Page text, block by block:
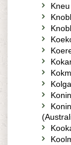
Kneu